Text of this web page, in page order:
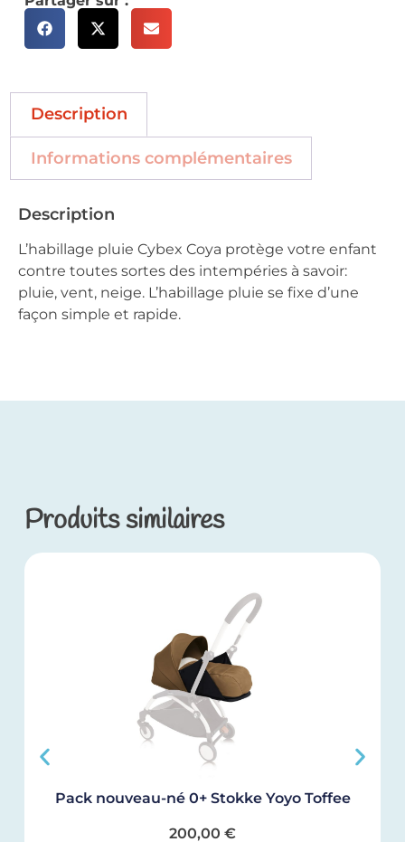
Description
Informations complémentaires
Description
L’habillage pluie Cybex Coya protège votre enfant
contre toutes sortes des intempéries à savoir:
pluie, vent, neige. L’habillage pluie se fixe d’une
façon simple et rapide.
Produits similaires
Pack nouveau-né 0+ Stokke Yoyo Toffee
200,00 €